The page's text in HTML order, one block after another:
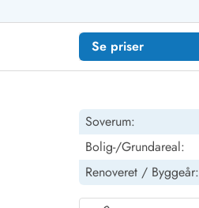
Se priser
Soverum:
Bolig-/Grundareal:
Renoveret / Byggeår: